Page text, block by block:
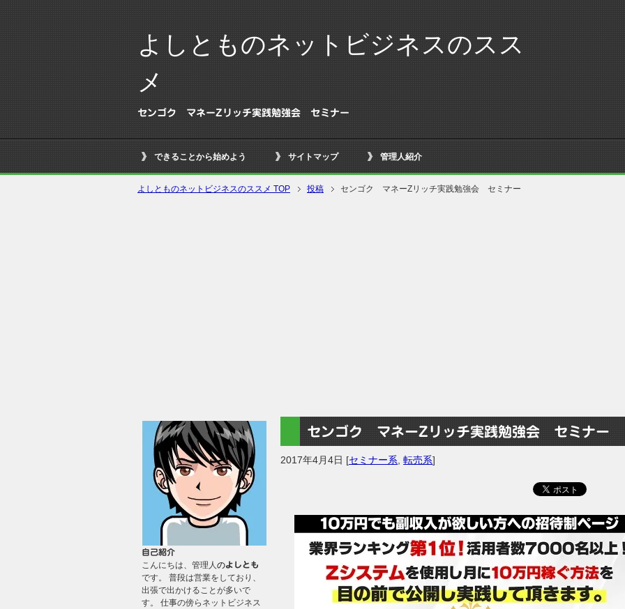
よしとものネットビジネスのスス
メ
センゴク マネーZリッチ実践勉強会 セミナー
できることから始めよう サイトマップ 管理人紹介
よしとものネットビジネスのススメ TOP 投稿 センゴク マネーZリッチ実践勉強会 セミナー
センゴク マネーZリッチ実践勉強会 セミナー
2017年4月4日 [セミナー系 ,転売系]
自己紹介
こんにちは、管理人のよしとも
です。 普段は営業をしており、
出張で出かけることが多いで
す。 仕事の傍らネットビジネス